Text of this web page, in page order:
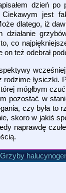
dzień
jest
dlatego, iż
działanie
co
on też odebrał
łysiczki.
mógłbym
pozostać w
czy była to
skoro w jakiś
naprawdę
Grzyby